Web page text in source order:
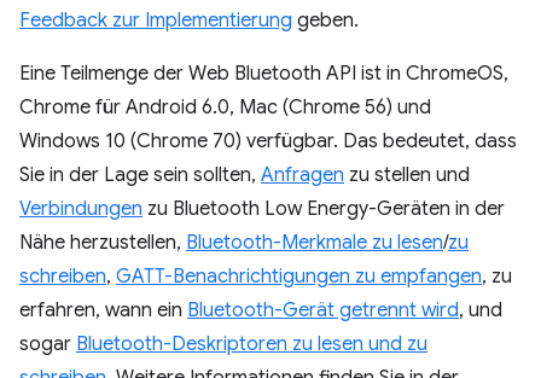
Feedback zur Implementierung geben.
Eine Teilmenge der Web Bluetooth API ist in ChromeOS,
Chrome für Android 6.0, Mac (Chrome 56) und
Windows 10 (Chrome 70) verfügbar. Das bedeutet, dass
Sie in der Lage sein sollten, Anfragen zu stellen und
Verbindungen zu Bluetooth Low Energy-Geräten in der
Nähe herzustellen, Bluetooth-Merkmale zu lesen/zu
schreiben, GATT-Benachrichtigungen zu empfangen, zu
erfahren, wann ein Bluetooth-Gerät getrennt wird, und
sogar Bluetooth-Deskriptoren zu lesen und zu